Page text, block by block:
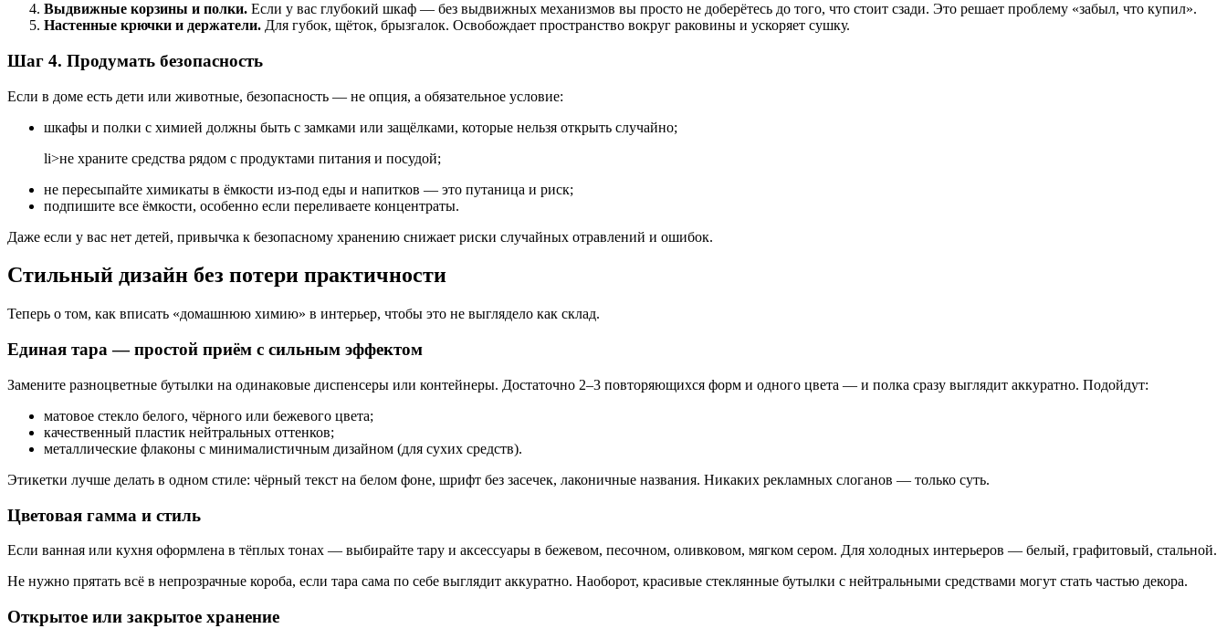
Выдвижные корзины и полки. Если у вас глубокий шкаф — без выдвижных механизмов вы просто не доберётесь до того, что стоит сзади. Это решает проблему «забыл, что купил».
Настенные крючки и держатели. Для губок, щёток, брызгалок. Освобождает пространство вокруг раковины и ускоряет сушку.
Шаг 4. Продумать безопасность
Если в доме есть дети или животные, безопасность — не опция, а обязательное условие:
шкафы и полки с химией должны быть с замками или защёлками, которые нельзя открыть случайно;
li>не храните средства рядом с продуктами питания и посудой;
не пересыпайте химикаты в ёмкости из-под еды и напитков — это путаница и риск;
подпишите все ёмкости, особенно если переливаете концентраты.
Даже если у вас нет детей, привычка к безопасному хранению снижает риски случайных отравлений и ошибок.
Стильный дизайн без потери практичности
Теперь о том, как вписать «домашнюю химию» в интерьер, чтобы это не выглядело как склад.
Единая тара — простой приём с сильным эффектом
Замените разноцветные бутылки на одинаковые диспенсеры или контейнеры. Достаточно 2–3 повторяющихся форм и одного цвета — и полка сразу выглядит аккуратно. Подойдут:
матовое стекло белого, чёрного или бежевого цвета;
качественный пластик нейтральных оттенков;
металлические флаконы с минималистичным дизайном (для сухих средств).
Этикетки лучше делать в одном стиле: чёрный текст на белом фоне, шрифт без засечек, лаконичные названия. Никаких рекламных слоганов — только суть.
Цветовая гамма и стиль
Если ванная или кухня оформлена в тёплых тонах — выбирайте тару и аксессуары в бежевом, песочном, оливковом, мягком сером. Для холодных интерьеров — белый, графитовый, стальной.
Не нужно прятать всё в непрозрачные короба, если тара сама по себе выглядит аккуратно. Наоборот, красивые стеклянные бутылки с нейтральными средствами могут стать частью декора.
Открытое или закрытое хранение